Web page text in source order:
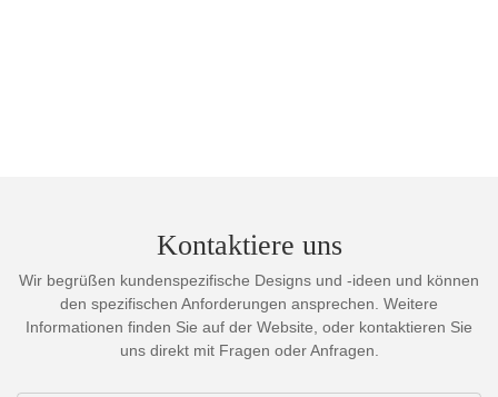
Kontaktiere uns
Wir begrüßen kundenspezifische Designs und -ideen und können
den spezifischen Anforderungen ansprechen. Weitere
Informationen finden Sie auf der Website, oder kontaktieren Sie
uns direkt mit Fragen oder Anfragen.